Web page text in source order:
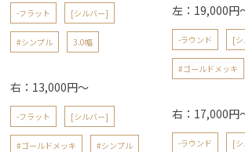
-フラット [シルバー]
#シンプル 3.0幅
右：13,000円～
-フラット [シルバー]
#ゴールドメッキ #シンプル
左：19,000円
-ラウンド [
#ゴールドメッキ
右：17,000円
-ラウンド [